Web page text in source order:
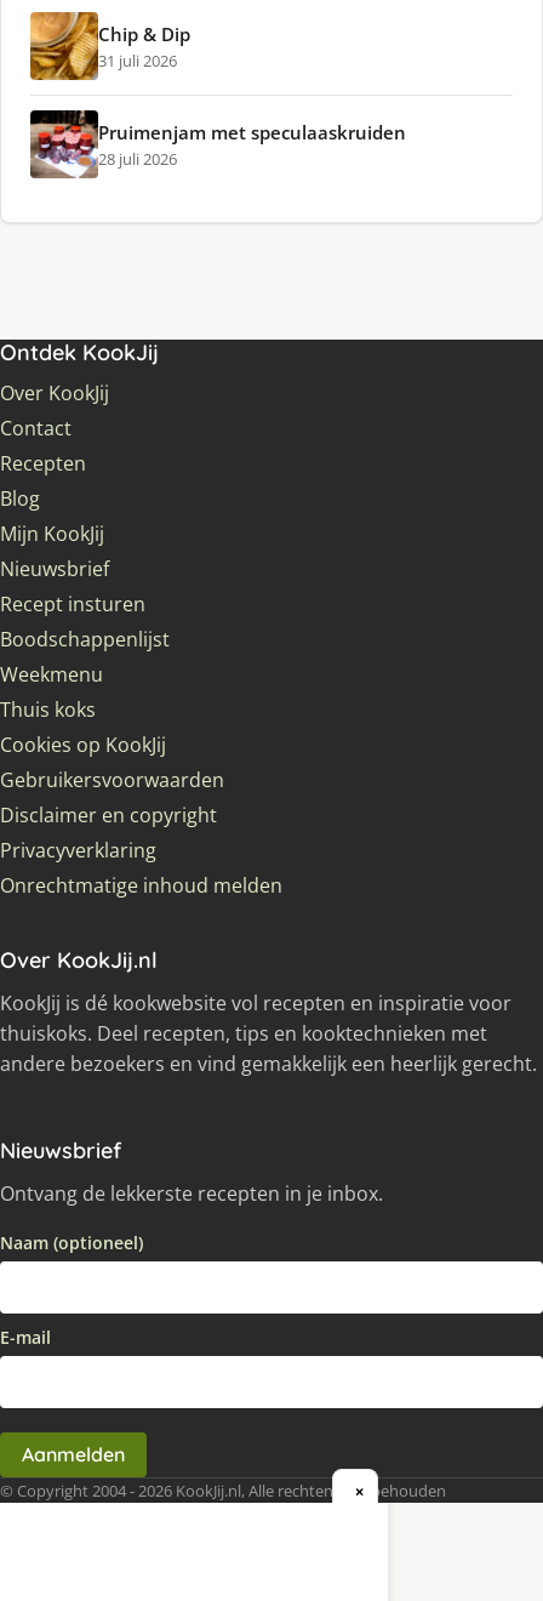
Chip & Dip
31 juli 2026
Pruimenjam met speculaaskruiden
28 juli 2026
Ontdek KookJij
Over KookJij
Contact
Recepten
Blog
Mijn KookJij
Nieuwsbrief
Recept insturen
Boodschappenlijst
Weekmenu
Thuis koks
Cookies op KookJij
Gebruikersvoorwaarden
Disclaimer en copyright
Privacyverklaring
Onrechtmatige inhoud melden
Over KookJij.nl
KookJij is dé kookwebsite vol recepten en inspiratie voor
thuiskoks. Deel recepten, tips en kooktechnieken met
andere bezoekers en vind gemakkelijk een heerlijk gerecht.
Nieuwsbrief
Ontvang de lekkerste recepten in je inbox.
Naam (optioneel)
E-mail
Aanmelden
© Copyright 2004 - 2026 KookJij.nl, Alle rechten voorbehouden
×